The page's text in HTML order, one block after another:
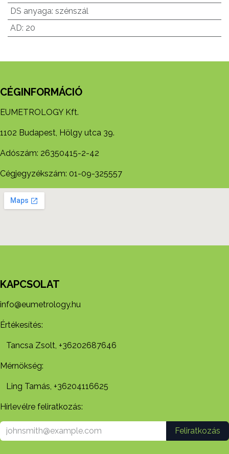
DS anyaga: szénszál
AD: 20
CÉGINFORMÁCIÓ
EUMETROLOGY Kft.
1102 Budapest, Hölgy utca 39.
Adószám: 26350415-2-42
Cégjegyzékszám: 01-09-325557
KAPCSOLAT
info@eumetrology.hu
Értékesítés:
Tancsa Zsolt, +36202687646
Mérnökség:
Ling Tamás, +36204116625
Hírlevélre feliratkozás:
Feliratkozás